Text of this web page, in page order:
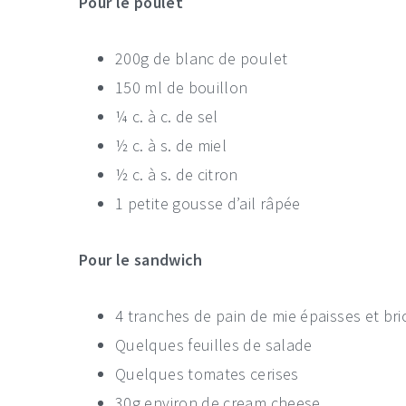
200g de blanc de poulet
150 ml de bouillon
¼ c. à c. de sel
½ c. à s. de miel
½ c. à s. de citron
1 petite gousse d’ail râpée
Pour le sandwich
4 tranches de pain de mie épaisses et
Quelques feuilles de salade
Quelques tomates cerises